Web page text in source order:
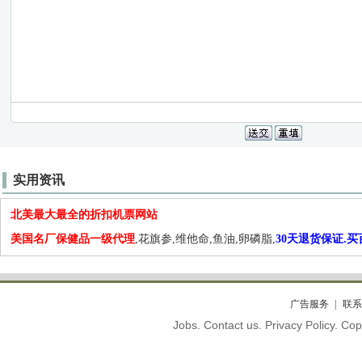
实用资讯
北美最大最全的折扣机票网站
美国名厂保健品一级代理,花旗参,维他命,鱼油,卵磷脂,30天退货保证.买
广告服务 联
Jobs. Contact us. Privacy Policy.